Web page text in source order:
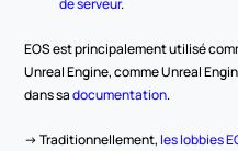
de serveur.
EOS est principalement utilisé
Unreal Engine, comme Unreal
dans sa documentation.
-> Traditionnellement, les lobbies